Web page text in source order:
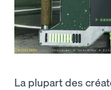
La plupart des